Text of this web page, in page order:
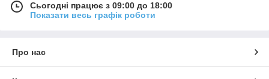
Сьогодні працює з 09:00 до 18:00
Показати весь графік роботи
Про нас